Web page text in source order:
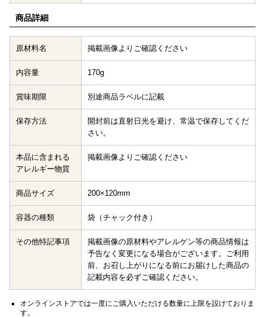
商品詳細
原材料名 掲載画像よりご確認ください
内容量 170g
賞味期限 別途商品ラベルに記載
保存方法
開封前は直射日光を避け、常温で保存してくだ
さい。
本品に含まれる
アレルギー物質
掲載画像よりご確認ください
商品サイズ 200×120mm
容器の種類 袋（チャック付き）
その他特記事項
掲載画像の原材料やアレルゲン等の商品情報は
予告なく変更になる場合がございます。ご利用
前、お召し上がりになる前にお届けした商品の
記載内容を必ずご確認ください。
オンラインストアでは一度にご購入いただける数量に上限を設けておりま
す。